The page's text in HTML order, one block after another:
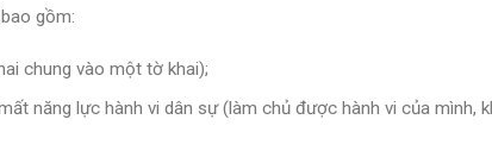
gồm:
chung vào một tờ khai);
năng lực hành vi dân sự (làm chủ được hành vi của mình,